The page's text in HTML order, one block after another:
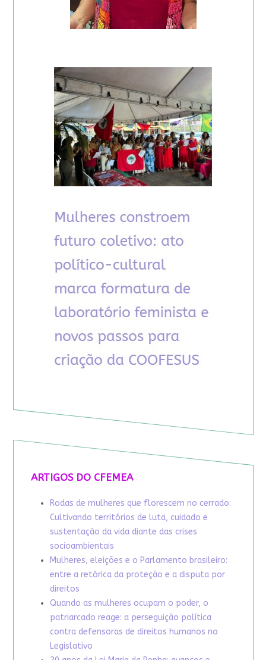
ARTIGOS DO CFEMEA
Rodas de mulheres que florescem no cerrado:
Cultivando territórios de luta, cuidado e
sustentação da vida diante das crises
socioambientais
Mulheres, eleições e o Parlamento brasileiro:
entre a retórica da proteção e a disputa por
direitos
Quando as mulheres ocupam o poder, o
patriarcado reage: a perseguição política
contra defensoras de direitos humanos no
Legislativo